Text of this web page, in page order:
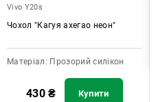
Vivo Y20s
Чохол "Кагуя ахегао неон"
Матеріал: Прозорий силікон
430₴ Купити